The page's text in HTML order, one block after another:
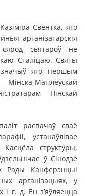
Свёнтка, яго
арганізатарскія
святароў не
Сталіцаю. Святы
яго першым
Магілёўскай
Пінскай
распачаў сваё
устанаўлівае
структуры,
ў Сінодзе
Рады Канферэнцыі
арганізацыях, у
г. д. Ён з’яўляецца